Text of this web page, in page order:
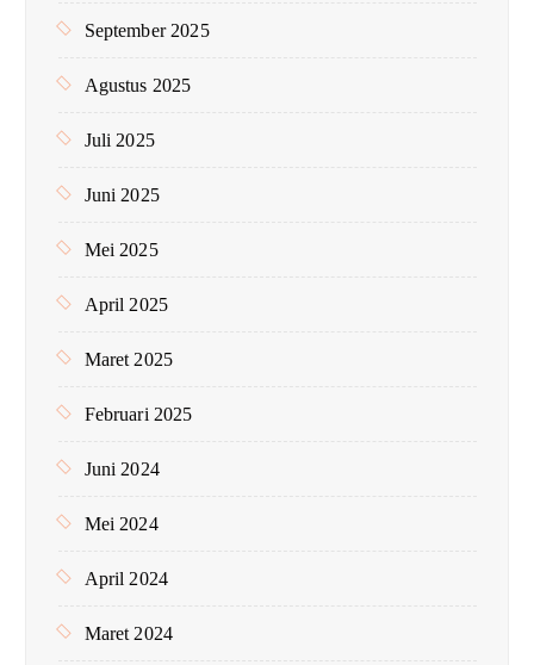
September 2025
Agustus 2025
Juli 2025
Juni 2025
Mei 2025
April 2025
Maret 2025
Februari 2025
Juni 2024
Mei 2024
April 2024
Maret 2024